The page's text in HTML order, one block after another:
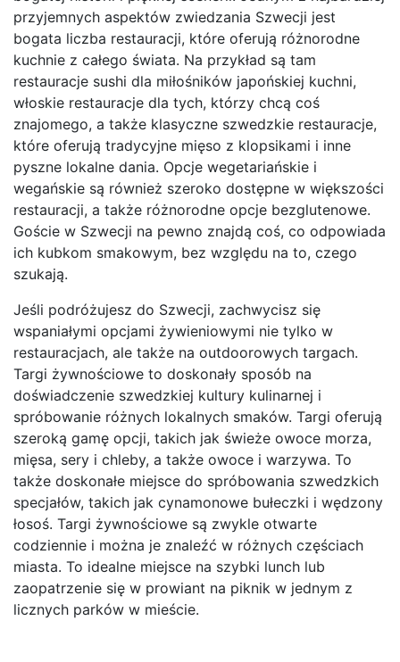
przyjemnych aspektów zwiedzania Szwecji jest
bogata liczba restauracji, które oferują różnorodne
kuchnie z całego świata. Na przykład są tam
restauracje sushi dla miłośników japońskiej kuchni,
włoskie restauracje dla tych, którzy chcą coś
znajomego, a także klasyczne szwedzkie restauracje,
które oferują tradycyjne mięso z klopsikami i inne
pyszne lokalne dania. Opcje wegetariańskie i
wegańskie są również szeroko dostępne w większości
restauracji, a także różnorodne opcje bezglutenowe.
Goście w Szwecji na pewno znajdą coś, co odpowiada
ich kubkom smakowym, bez względu na to, czego
szukają.
Jeśli podróżujesz do Szwecji, zachwycisz się
wspaniałymi opcjami żywieniowymi nie tylko w
restauracjach, ale także na outdoorowych targach.
Targi żywnościowe to doskonały sposób na
doświadczenie szwedzkiej kultury kulinarnej i
spróbowanie różnych lokalnych smaków. Targi oferują
szeroką gamę opcji, takich jak świeże owoce morza,
mięsa, sery i chleby, a także owoce i warzywa. To
także doskonałe miejsce do spróbowania szwedzkich
specjałów, takich jak cynamonowe bułeczki i wędzony
łosoś. Targi żywnościowe są zwykle otwarte
codziennie i można je znaleźć w różnych częściach
miasta. To idealne miejsce na szybki lunch lub
zaopatrzenie się w prowiant na piknik w jednym z
licznych parków w mieście.